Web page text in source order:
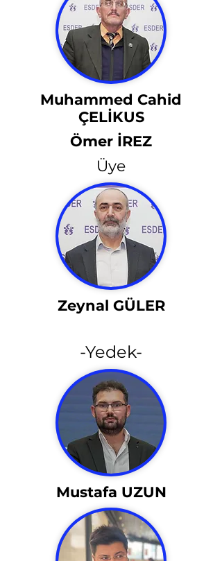
Muhammed Cahid
ÇELİKUS
Ömer İREZ
Üye
Zeynal GÜLER
-Yedek-
Mustafa UZUN